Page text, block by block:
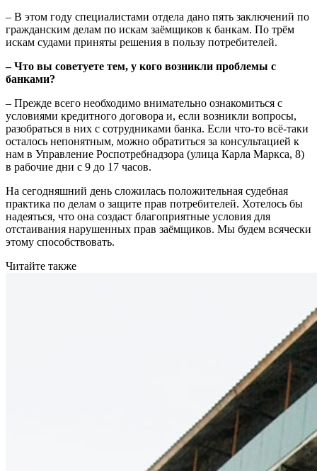
– В этом году специалистами отдела дано пять заключений по
гражданским делам по искам заёмщиков к банкам. По трём
искам судами приняты решения в пользу потребителей.
– Что вы советуете тем, у кого возникли проблемы с
банками?
– Прежде всего необходимо внимательно ознакомиться с
условиями кредитного договора и, если возникли вопросы,
разобраться в них с сотрудниками банка. Если что-то всё-таки
осталось непонятным, можно обратиться за консультацией к
нам в Управление Роспотребнадзора (улица Карла Маркса, 8)
в рабочие дни с 9 до 17 часов.
На сегодняшний день сложилась положительная судебная
практика по делам о защите прав потребителей. Хотелось бы
надеяться, что она создаст благоприятные условия для
отстаивания нарушенных прав заёмщиков. Мы будем всячески
этому способствовать.
Читайте также